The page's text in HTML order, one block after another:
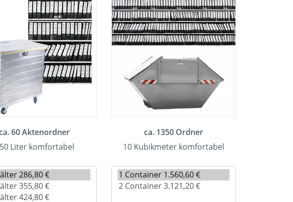
60 Aktenordner
Liter komfortabel
ca. 1350 Ordner
10 Kubikmeter komfortabel